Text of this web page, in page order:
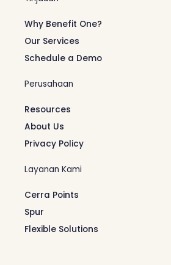
Why Benefit One?
Our Services
Schedule a Demo
Perusahaan
Resources
About Us
Privacy Policy
Layanan Kami
Cerra Points
Spur
Flexible Solutions